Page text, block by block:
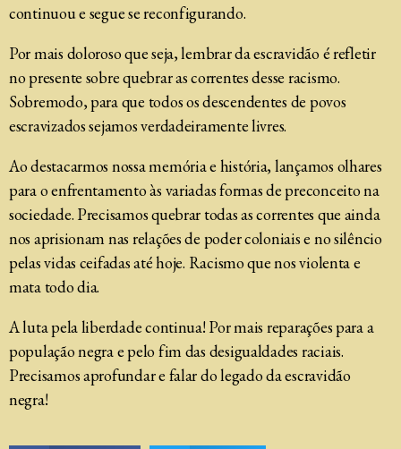
continuou e segue se reconfigurando.
Por mais doloroso que seja, lembrar da escravidão é refletir
no presente sobre quebrar as correntes desse racismo.
Sobremodo, para que todos os descendentes de povos
escravizados sejamos verdadeiramente livres.
Ao destacarmos nossa memória e história, lançamos olhares
para o enfrentamento às variadas formas de preconceito na
sociedade. Precisamos quebrar todas as correntes que ainda
nos aprisionam nas relações de poder coloniais e no silêncio
pelas vidas ceifadas até hoje. Racismo que nos violenta e
mata todo dia.
A luta pela liberdade continua! Por mais reparações para a
população negra e pelo fim das desigualdades raciais.
Precisamos aprofundar e falar do legado da escravidão
negra!